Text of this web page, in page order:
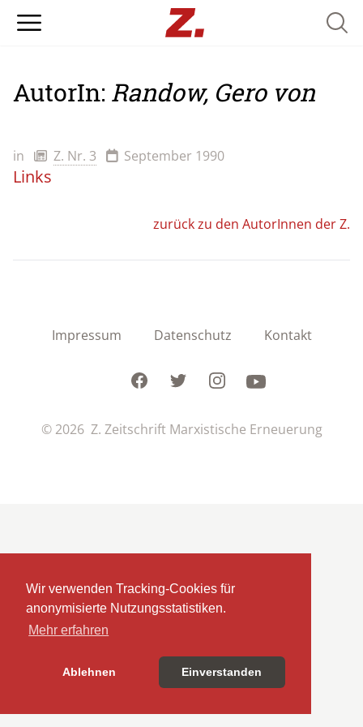
Wir verwenden Tracking-Cookies für
anonymisierte Nutzungsstatistiken.
Mehr erfahren
Ablehnen Einverstanden
AutorIn: Randow, Gero von
in Z. Nr. 3 September 1990
Links
zurück zu den AutorInnen der Z.
Impressum Datenschutz Kontakt
FacebookTwitterInstagramYoutube
© 2026 Z. Zeitschrift Marxistische Erneuerung